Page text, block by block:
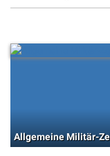
Allgemeine Militär-